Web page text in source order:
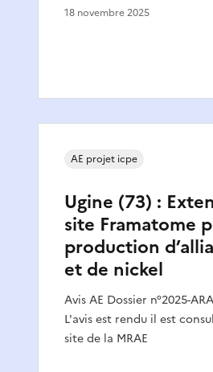
18 novembre 2025
Ugine (73) :
site Framatome
production
et de nickel
Avis AE Dossier n°2025-
L'avis est rendu il est
site de la MRAE
AE projet icpe